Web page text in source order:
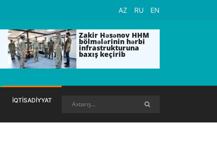
AZ RU EN
Zakir Həsənov HHM
bölmələrinin hərbi
infrastrukturuna
baxış keçirib
İQTİSADİYYAT